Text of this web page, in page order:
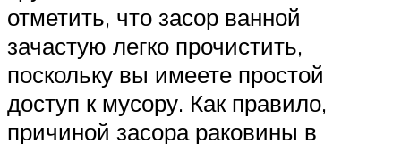
отметить, что засор ванной
зачастую легко прочистить,
поскольку вы имеете простой
доступ к мусору. Как правило,
причиной засора раковины в